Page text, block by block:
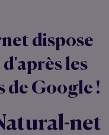
dispose
les
de Google !
net